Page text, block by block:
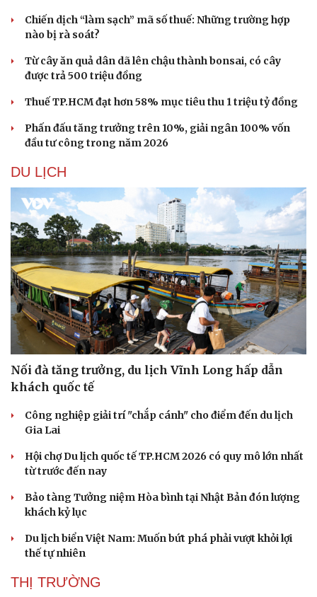
Văn hóa
Sân khấu - Điện ảnh
Văn học
Âm nhạc
Di sản
Nghệ sĩ
Thời trang
Sao Việt
Chiến dịch “làm sạch” mã số thuế: Những trường hợp
nào bị rà soát?
Từ cây ăn quả dân dã lên chậu thành bonsai, có cây
được trả 500 triệu đồng
Thuế TP.HCM đạt hơn 58% mục tiêu thu 1 triệu tỷ đồng
Phấn đấu tăng trưởng trên 10%, giải ngân 100% vốn
đầu tư công trong năm 2026
DU LỊCH
Nối đà tăng trưởng, du lịch Vĩnh Long hấp dẫn
khách quốc tế
Công nghiệp giải trí "chắp cánh" cho điểm đến du lịch
Gia Lai
Hội chợ Du lịch quốc tế TP.HCM 2026 có quy mô lớn nhất
từ trước đến nay
Bảo tàng Tưởng niệm Hòa bình tại Nhật Bản đón lượng
khách kỷ lục
Du lịch biển Việt Nam: Muốn bứt phá phải vượt khỏi lợi
thế tự nhiên
THỊ TRƯỜNG